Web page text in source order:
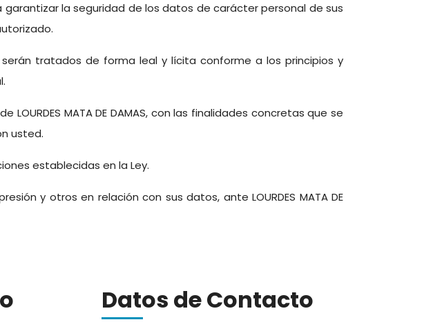
la seguridad de los datos de carácter personal de sus
tratados de forma leal y lícita conforme a los principios y
MATA DE DAMAS, con las finalidades concretas que se
usted.
establecidas en la Ley.
y otros en relación con sus datos, ante LOURDES MATA DE
Datos de Contacto